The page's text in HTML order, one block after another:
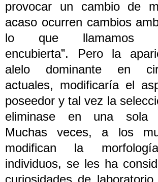
provocar un cambio de
acaso ocurren cambios
lo que llamamos
encubierta”. Pero la
alelo dominante en
actuales, modificaría el
poseedor y tal vez la
eliminase en una sola
Muchas veces, a los
modifican la
individuos, se les ha
curiosidades de